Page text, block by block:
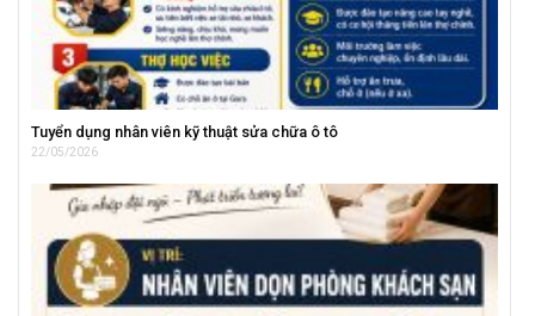
Tuyển dụng nhân viên kỹ thuật sửa chữa ô tô
22/05/2026